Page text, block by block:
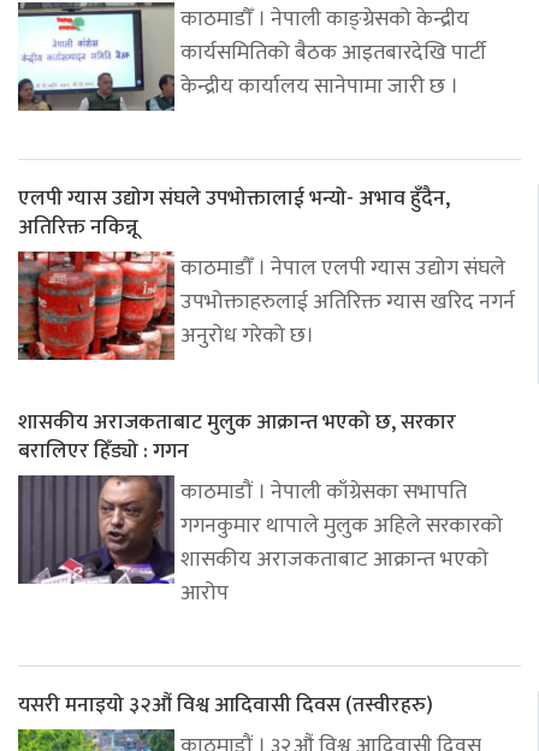
काठमाडौँ । नेपाली काङ्ग्रेसको केन्द्रीय
कार्यसमितिको बैठक आइतबारदेखि पार्टी
केन्द्रीय कार्यालय सानेपामा जारी छ ।
एलपी ग्यास उद्योग संघले उपभोक्तालाई भन्यो- अभाव हुँदैन,
अतिरिक्त नकिन्नू
काठमाडौँ । नेपाल एलपी ग्यास उद्योग संघले
उपभोक्ताहरुलाई अतिरिक्त ग्यास खरिद नगर्न
अनुरोध गरेको छ।
शासकीय अराजकताबाट मुलुक आक्रान्त भएको छ, सरकार
बरालिएर हिँड्यो : गगन
काठमाडौं । नेपाली काँग्रेसका सभापति
गगनकुमार थापाले मुलुक अहिले सरकारको
शासकीय अराजकताबाट आक्रान्त भएको
आरोप
यसरी मनाइयो ३२औं विश्व आदिवासी दिवस (तस्वीरहरु)